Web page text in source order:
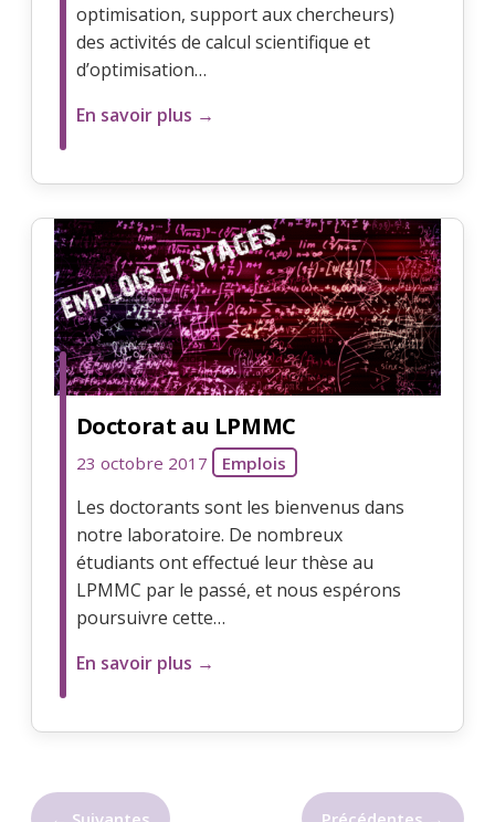
optimisation, support aux chercheurs)
des activités de calcul scientifique et
d’optimisation…
En savoir plus →
Doctorat au LPMMC
23 octobre 2017 Emplois
Les doctorants sont les bienvenus dans
notre laboratoire. De nombreux
étudiants ont effectué leur thèse au
LPMMC par le passé, et nous espérons
poursuivre cette…
En savoir plus →